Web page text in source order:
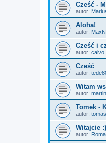
Cześć -
autor:
Aloha!
autor:
Cześć i
autor: calvo
Cześć
autor:
Witam
autor:
Tomek -
autor:
Witajcie
autor: